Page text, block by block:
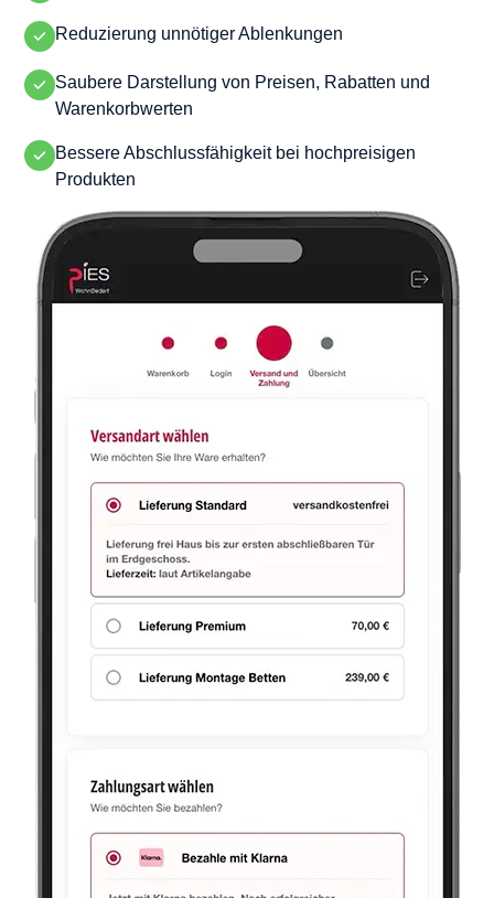
Reduzierung unnötiger Ablenkungen
Saubere Darstellung von Preisen, Rabatten und
Warenkorbwerten
Bessere Abschlussfähigkeit bei hochpreisigen
Produkten